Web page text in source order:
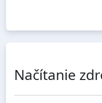
Načítanie